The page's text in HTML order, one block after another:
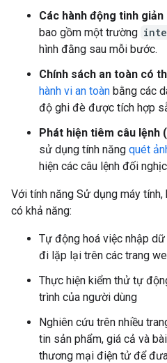
Các hành động tinh giản
bao gồm một trường
hình đằng sau mỗi bước.
Chính sách an toàn có
hành vi an toàn bằng các
độ ghi đè được tích hợp
Phát hiện tiêm câu
sử dụng tính năng quét
hiện các câu lệnh đối
Với tính năng Sử dụng máy
có khả năng:
Tự động hoá việc nhập
đi lặp lại trên các trang
Thực hiện kiểm thử tự
trình của người dùng
Nghiên cứu trên nhiều
tin sản phẩm, giá cả và
thương mại điện tử để